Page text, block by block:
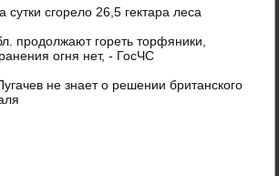
сутки сгорело 26,5 гектара леса
продолжают гореть торфяники,
огня нет, - ГосЧС
не знает о решении британского